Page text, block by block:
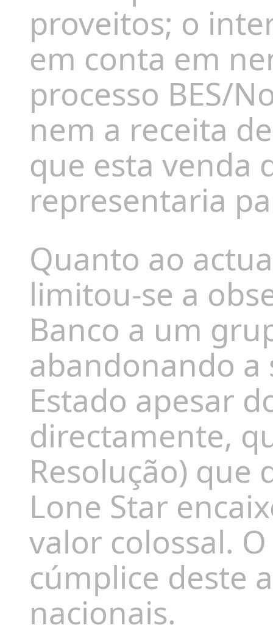
proveitos; o
em conta em
processo BES/
nem a receita
que esta venda
representaria
Quanto ao
limitou-se a
Banco a um
abandonando
Estado apesar
directamente,
Resolução)
Lone Star
valor colossal.
cúmplice deste
nacionais.